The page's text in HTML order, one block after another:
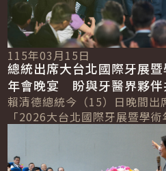
115年03月15日
總統出席大台北國際牙展
年會晚宴 盼與牙醫界夥伴
朝全民健康的目標邁進
賴清德總統今（15）日晚間出
「2026大台北國際牙展暨學術
宴」，肯定牙醫界長期投入社
民眾的精神，期盼未來與牙醫
共同努力，...